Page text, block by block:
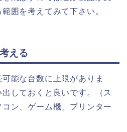
囲を考えてみて下さい。
える
能な台数に上限がありま
しておくと良いです。（ス
ン、ゲーム機、プリンター